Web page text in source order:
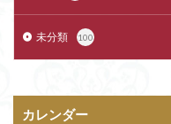
未分類 100
カレンダー